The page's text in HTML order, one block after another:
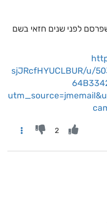
לפני שנים חזאי בשם
sjJRcfHYUCLBUR/u/
2